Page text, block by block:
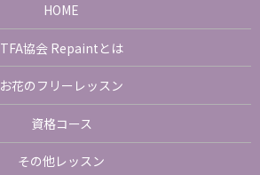
HOME
TFA協会 Repaintとは
お花のフリーレッスン
資格コース
その他レッスン